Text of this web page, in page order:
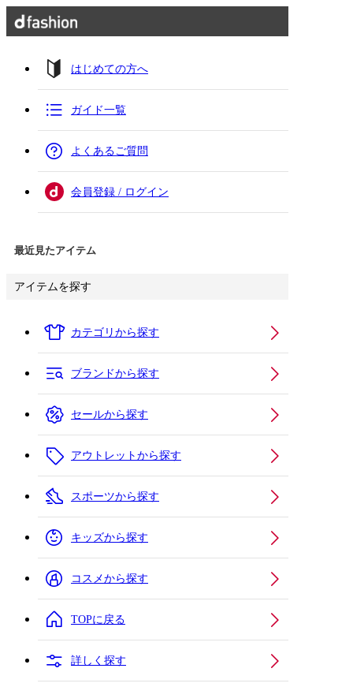
はじめての方へ
ガイド一覧
よくあるご質問
会員登録 / ログイン
最近見たアイテム
アイテムを探す
カテゴリから探す
ブランドから探す
セールから探す
アウトレットから探す
スポーツから探す
キッズから探す
コスメから探す
TOPに戻る
詳しく探す